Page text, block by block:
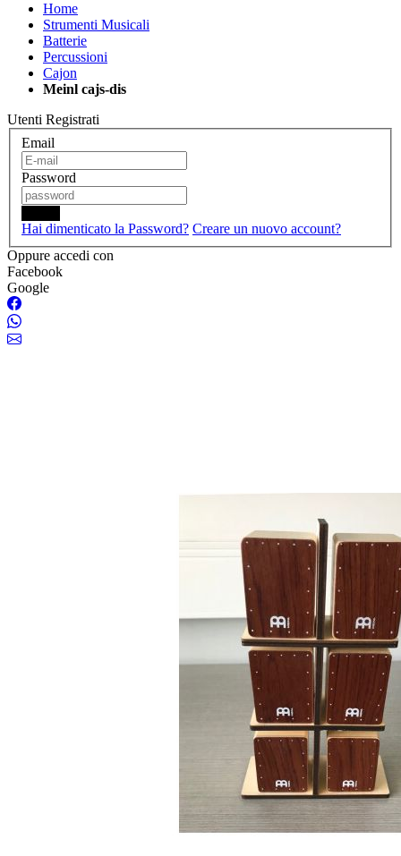
Home
Strumenti Musicali
Batterie
Percussioni
Cajon
Meinl cajs-dis
Utenti Registrati
Email
Password
Hai dimenticato la Password? Creare un nuovo account?
Oppure accedi con
Facebook
Google